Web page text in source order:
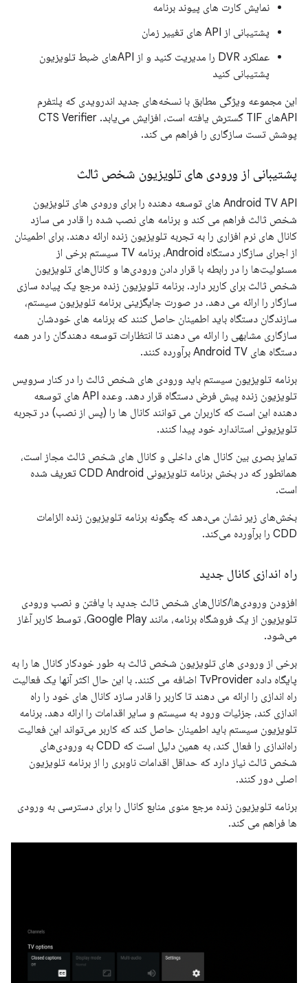
نمایش کارت های پیوند برنامه
پشتیبانی از API های تغییر زمان
عملکرد DVR را مدیریت کنید و از APIهای ضبط تلویزیون
پشتیبانی کنید
این مجموعه ویژگی مطابق با نسخه‌های جدید اندرویدی که پلتفرم
APIهای TIF گسترش یافته است، افزایش می‌یابد. CTS Verifier
پوشش تست سازگاری را فراهم می کند.
پشتیبانی از ورودی های تلویزیون شخص ثالث
Android TV API های توسعه دهنده را برای ورودی های تلویزیون
شخص ثالث فراهم می کند و برنامه های نصب شده را قادر می سازد
کانال های نرم افزاری را به تجربه تلویزیون زنده ارائه دهند. برای اطمینان
از اجرای سازگار دستگاه Android، برنامه TV سیستم برخی از
مسئولیت‌ها را در رابطه با قرار دادن ورودی‌ها و کانال‌های تلویزیون
شخص ثالث برای کاربر دارد. برنامه تلویزیون زنده مرجع یک پیاده سازی
سازگار را ارائه می دهد. در صورت جایگزینی برنامه تلویزیون سیستم،
سازندگان دستگاه باید اطمینان حاصل کنند که برنامه های خودشان
سازگاری مشابهی را ارائه می دهند تا انتظارات توسعه دهندگان را در همه
دستگاه های Android TV برآورده کنند.
برنامه تلویزیون سیستم باید ورودی های شخص ثالث را در کنار سرویس
تلویزیون زنده پیش فرض دستگاه قرار دهد. وعده API های توسعه
دهنده این است که کاربران می توانند کانال ها را (پس از نصب) در تجربه
تلویزیونی استاندارد خود پیدا کنند.
تمایز بصری بین کانال های داخلی و کانال های شخص ثالث مجاز است،
همانطور که در بخش برنامه تلویزیونی CDD Android تعریف شده
است.
بخش‌های زیر نشان می‌دهد که چگونه برنامه تلویزیون زنده الزامات
CDD را برآورده می‌کند.
راه اندازی کانال جدید
افزودن ورودی‌ها/کانال‌های شخص ثالث جدید با یافتن و نصب ورودی
تلویزیون از یک فروشگاه برنامه، مانند Google Play، توسط کاربر آغاز
می‌شود.
برخی از ورودی های تلویزیون شخص ثالث به طور خودکار کانال ها را به
پایگاه داده TvProvider اضافه می کنند. با این حال اکثر آنها یک فعالیت
راه اندازی را ارائه می دهند تا کاربر را قادر سازد کانال های خود را راه
اندازی کند، جزئیات ورود به سیستم و سایر اقدامات را ارائه دهد. برنامه
تلویزیون سیستم باید اطمینان حاصل کند که کاربر می‌تواند این فعالیت
راه‌اندازی را فعال کند، به همین دلیل است که CDD به ورودی‌های
شخص ثالث نیاز دارد که حداقل اقدامات ناوبری را از برنامه تلویزیون
اصلی دور کنند.
برنامه تلویزیون زنده مرجع منوی منابع کانال را برای دسترسی به ورودی
ها فراهم می کند.